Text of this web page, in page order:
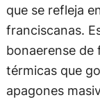
que se refleja
franciscanas.
bonaerense de
térmicas que
apagones